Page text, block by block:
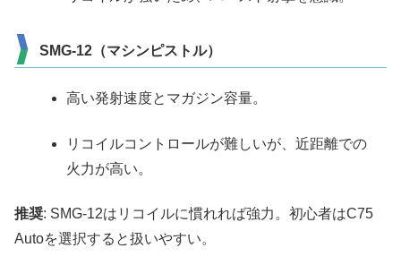
SMG-12（マシンピストル）
高い発射速度とマガジン容量。
リコイルコントロールが難しいが、近距離での
火力が高い。
推奨: SMG-12はリコイルに慣れれば強力。初心者はC75
Autoを選択すると扱いやすい。